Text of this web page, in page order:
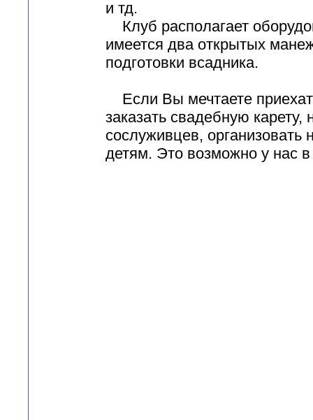
и тд.
Клуб располагает
имеется два открытых
подготовки всадника.
Если Вы мечтаете
заказать свадебную
сослуживцев,
детям. Это возможно у нас